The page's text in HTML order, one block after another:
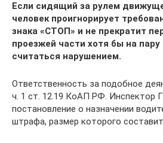
Если сидящий за рулем
человек проигнорирует
знака «СТОП» и не прекратит
проезжей части хотя бы на пару
считаться нарушением.
Ответственность за подобное
ч. 1 ст. 12.19 КоАП РФ. Инспектор
постановление о назначении
штрафа, размер которого составит